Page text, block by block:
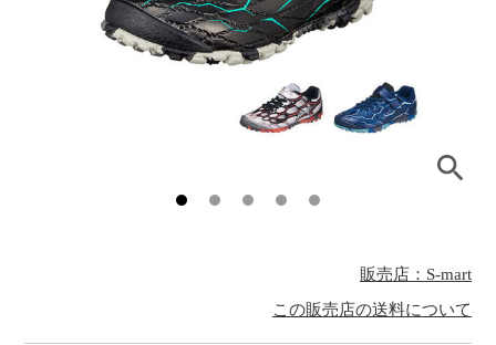
販売店：S-mart
この販売店の送料について